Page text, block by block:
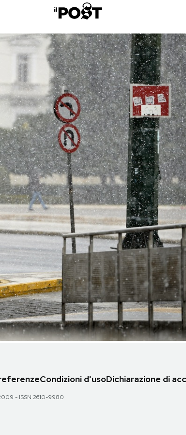
Condizioni d'usoDichiarazione di
- ISSN 2610-9980